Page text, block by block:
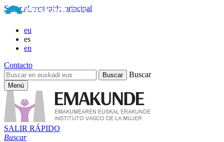
Saltar al contenido principal
eu
es
en
Contacto
Buscar
Menú
SALIR RÁPIDO
Buscar